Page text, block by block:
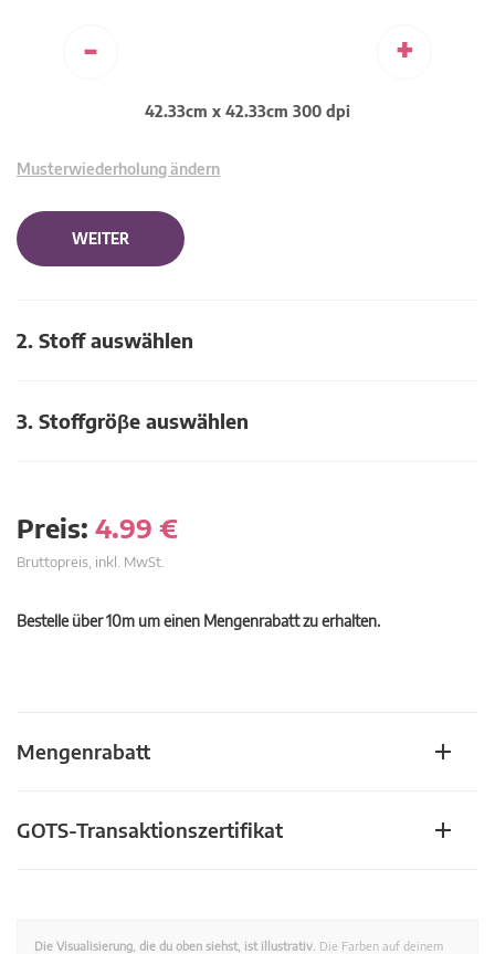
- +
42.33cm x 42.33cm 300 dpi
Musterwiederholung ändern
WEITER
2. Stoff auswählen
3. Stoffgröβe auswählen
Preis: 4.99 €
Bruttopreis, inkl. MwSt.
Bestelle über 10m um einen Mengenrabatt zu erhalten.
Mengenrabatt
GOTS-Transaktionszertifikat
Die Visualisierung, die du oben siehst, ist illustrativ. Die Farben auf deinem